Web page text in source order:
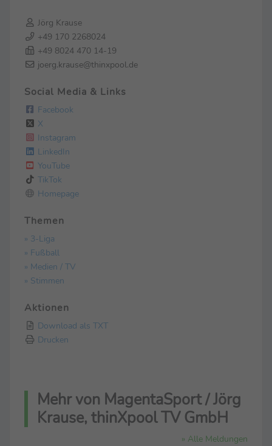
Jörg Krause
+49 170 2268024
+49 8024 470 14-19
joerg.krause@thinxpool.de
Social Media & Links
Facebook
X
Instagram
LinkedIn
YouTube
TikTok
Homepage
Themen
» 3-Liga
» Fußball
» Medien / TV
» Stimmen
Aktionen
Download als TXT
Drucken
Mehr von MagentaSport / Jörg
Krause, thinXpool TV GmbH
» Alle Meldungen